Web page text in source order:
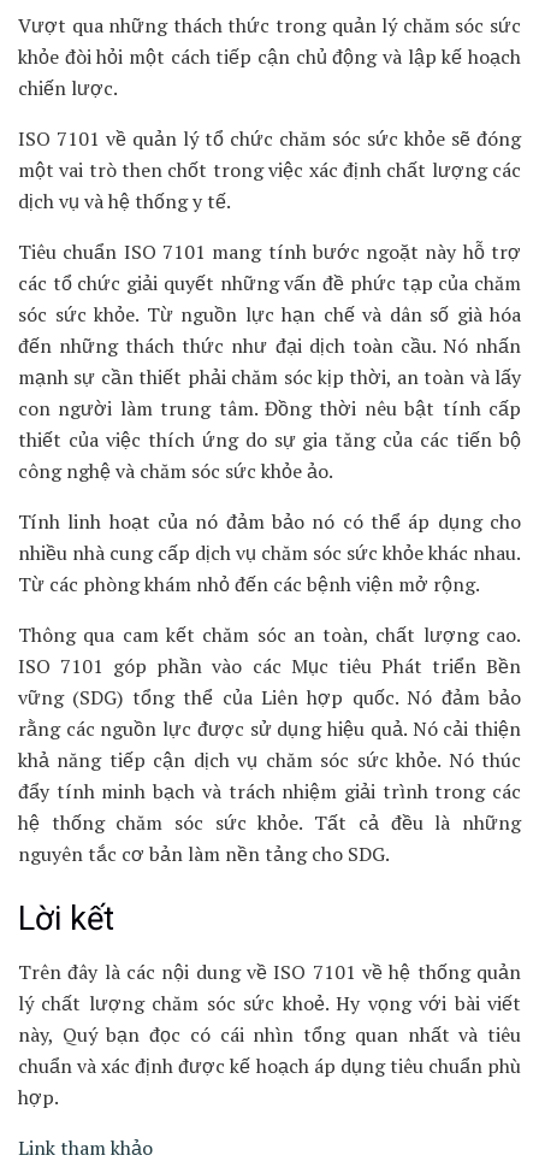
Vượt qua những thách thức trong quản lý chăm sóc sức
khỏe đòi hỏi một cách tiếp cận chủ động và lập kế hoạch
chiến lược.
ISO 7101 về quản lý tổ chức chăm sóc sức khỏe sẽ đóng
một vai trò then chốt trong việc xác định chất lượng các
dịch vụ và hệ thống y tế.
Tiêu chuẩn ISO 7101 mang tính bước ngoặt này hỗ trợ
các tổ chức giải quyết những vấn đề phức tạp của chăm
sóc sức khỏe. Từ nguồn lực hạn chế và dân số già hóa
đến những thách thức như đại dịch toàn cầu. Nó nhấn
mạnh sự cần thiết phải chăm sóc kịp thời, an toàn và lấy
con người làm trung tâm. Đồng thời nêu bật tính cấp
thiết của việc thích ứng do sự gia tăng của các tiến bộ
công nghệ và chăm sóc sức khỏe ảo.
Tính linh hoạt của nó đảm bảo nó có thể áp dụng cho
nhiều nhà cung cấp dịch vụ chăm sóc sức khỏe khác nhau.
Từ các phòng khám nhỏ đến các bệnh viện mở rộng.
Thông qua cam kết chăm sóc an toàn, chất lượng cao.
ISO 7101 góp phần vào các Mục tiêu Phát triển Bền
vững (SDG) tổng thể của Liên hợp quốc. Nó đảm bảo
rằng các nguồn lực được sử dụng hiệu quả. Nó cải thiện
khả năng tiếp cận dịch vụ chăm sóc sức khỏe. Nó thúc
đẩy tính minh bạch và trách nhiệm giải trình trong các
hệ thống chăm sóc sức khỏe. Tất cả đều là những
nguyên tắc cơ bản làm nền tảng cho SDG.
Lời kết
Trên đây là các nội dung về ISO 7101 về hệ thống quản
lý chất lượng chăm sóc sức khoẻ. Hy vọng với bài viết
này, Quý bạn đọc có cái nhìn tổng quan nhất và tiêu
chuẩn và xác định được kế hoạch áp dụng tiêu chuẩn phù
hợp.
Link tham khảo